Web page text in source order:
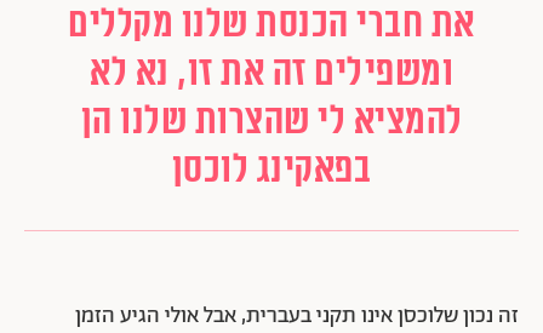
את חברי הכנסת שלנו מקללים
ומשפילים זה את זו, נא לא
להמציא לי שהצרות שלנו הן
בפאקינג לוכסן
זה נכון שלוכסן אינו תקני בעברית, אבל אולי הגיע הזמן